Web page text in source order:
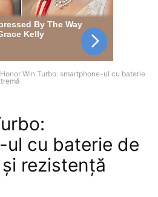
Honor Win Turbo: smartphone-ul cu baterie
cu baterie de
rezistență